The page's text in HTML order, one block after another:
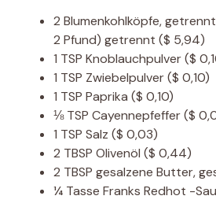
2 Blumenkohlköpfe,
2 Pfund) getrennt ($ 5,94)
1 TSP Knoblauchpulver($
1 TSP Zwiebelpulver($ 0,10)
1 TSP Paprika ($ 0,10)
⅛ TSP Cayennepfeffer($
1 TSP Salz ($ 0,03)
2 TBSP Olivenöl ($ 0,44)
2 TBSP gesalzene Butter,
¼ Tasse Franks Redhot -